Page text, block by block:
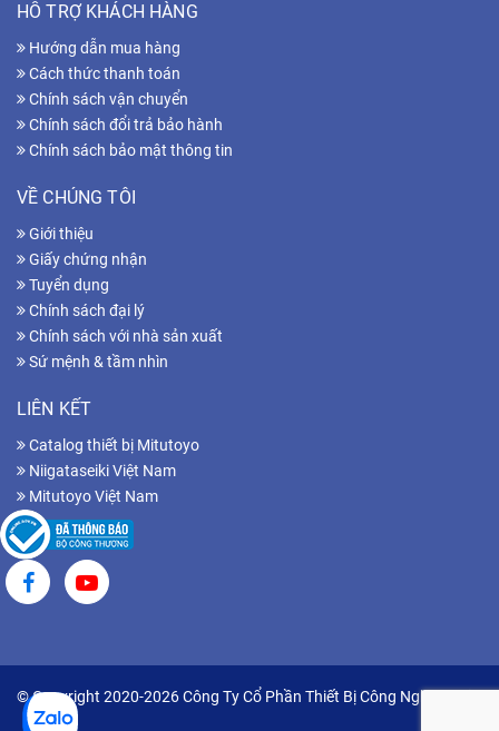
HỖ TRỢ KHÁCH HÀNG
Hướng dẫn mua hàng
Cách thức thanh toán
Chính sách vận chuyển
Chính sách đổi trả bảo hành
Chính sách bảo mật thông tin
VỀ CHÚNG TÔI
Giới thiệu
Giấy chứng nhận
Tuyển dụng
Chính sách đại lý
Chính sách với nhà sản xuất
Sứ mệnh & tầm nhìn
LIÊN KẾT
Catalog thiết bị Mitutoyo
Niigataseiki Việt Nam
Mitutoyo Việt Nam
© Copyright 2020-2026 Công Ty Cổ Phần Thiết Bị Công Nghiệp Hữu